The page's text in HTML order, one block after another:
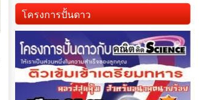
โครงการปั้นดาว